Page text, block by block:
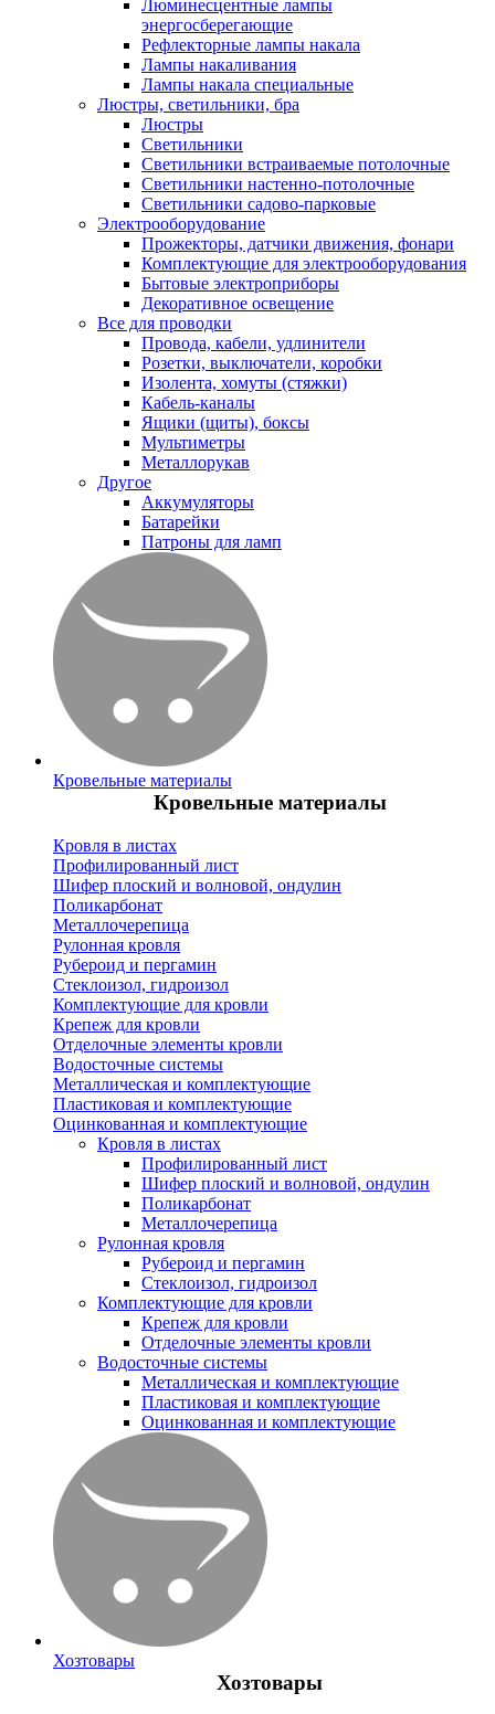
Люминесцентные лампы
энергосберегающие
Рефлекторные лампы накала
Лампы накаливания
Лампы накала специальные
Люстры, светильники, бра
Люстры
Светильники
Светильники встраиваемые потолочные
Светильники настенно-потолочные
Светильники садово-парковые
Электрооборудование
Прожекторы, датчики движения, фонари
Комплектующие для электрооборудования
Бытовые электроприборы
Декоративное освещение
Все для проводки
Провода, кабели, удлинители
Розетки, выключатели, коробки
Изолента, хомуты (стяжки)
Кабель-каналы
Ящики (щиты), боксы
Мультиметры
Металлорукав
Другое
Аккумуляторы
Батарейки
Патроны для ламп
Кровельные материалы
Кровельные материалы
Кровля в листах
Профилированный лист
Шифер плоский и волновой, ондулин
Поликарбонат
Металлочерепица
Рулонная кровля
Рубероид и пергамин
Стеклоизол, гидроизол
Комплектующие для кровли
Крепеж для кровли
Отделочные элементы кровли
Водосточные системы
Металлическая и комплектующие
Пластиковая и комплектующие
Оцинкованная и комплектующие
Кровля в листах
Профилированный лист
Шифер плоский и волновой, ондулин
Поликарбонат
Металлочерепица
Рулонная кровля
Рубероид и пергамин
Стеклоизол, гидроизол
Комплектующие для кровли
Крепеж для кровли
Отделочные элементы кровли
Водосточные системы
Металлическая и комплектующие
Пластиковая и комплектующие
Оцинкованная и комплектующие
Хозтовары
Хозтовары